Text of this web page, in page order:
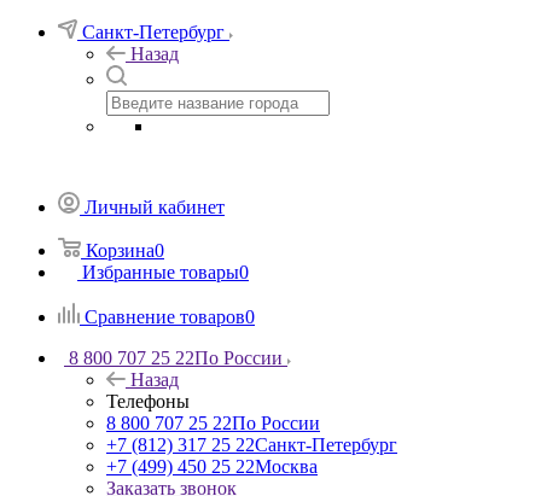
Санкт-Петербург
Назад
Личный кабинет
Корзина0
Избранные товары0
Сравнение товаров0
8 800 707 25 22По России
Назад
Телефоны
8 800 707 25 22По России
+7 (812) 317 25 22Санкт-Петербург
+7 (499) 450 25 22Москва
Заказать звонок